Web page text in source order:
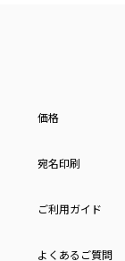
価格
宛名印刷
ご利用ガイド
よくあるご質問